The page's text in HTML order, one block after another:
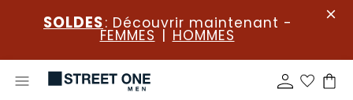
SOLDES: Découvrir maintenant -
FEMMES | HOMMES